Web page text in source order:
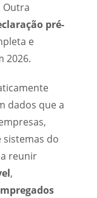
Outra
pré-
e
2026.
dados que a
sistemas do
reunir
,